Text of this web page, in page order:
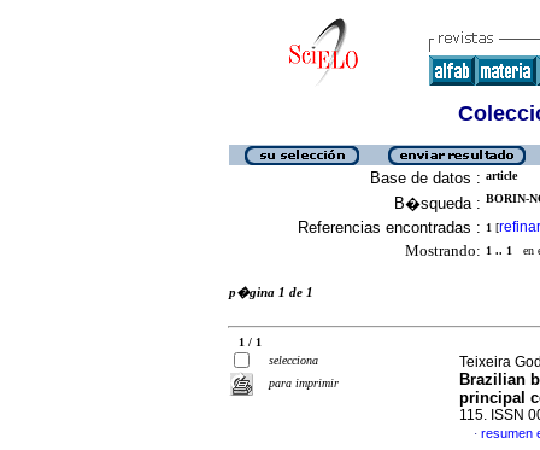
Base de datos : article
B�squeda : BORIN-
Referencias encontradas : 1 [refinar
Mostrando: 1 .. 1 en
p�gina 1 de 1
1 / 1
selecciona
para imprimir
Teixeira
Brazilian
principal
115. ISSN
· resumen